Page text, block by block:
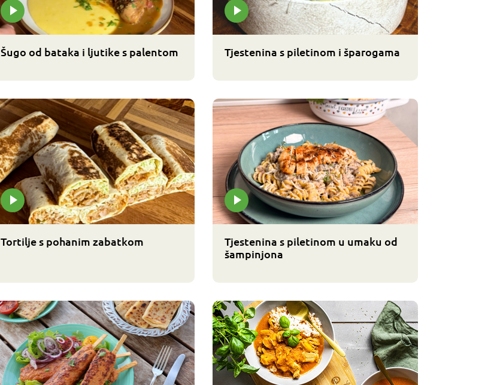
Šugo od bataka i ljutike s palentom Tjestenina s piletinom i šparogama
Tortilje s pohanim zabatkom
Tjestenina s piletinom u umaku od
šampinjona